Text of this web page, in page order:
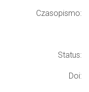
Czasopismo:
Status:
Doi: